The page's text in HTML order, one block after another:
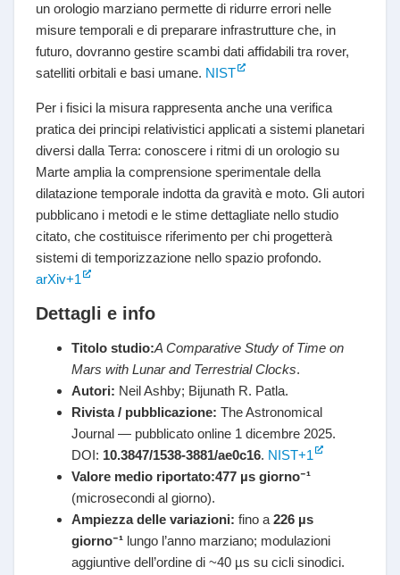
un orologio marziano permette di ridurre errori nelle
misure temporali e di preparare infrastrutture che, in
futuro, dovranno gestire scambi dati affidabili tra rover,
satelliti orbitali e basi umane. NIST
Per i fisici la misura rappresenta anche una verifica
pratica dei principi relativistici applicati a sistemi planetari
diversi dalla Terra: conoscere i ritmi di un orologio su
Marte amplia la comprensione sperimentale della
dilatazione temporale indotta da gravità e moto. Gli autori
pubblicano i metodi e le stime dettagliate nello studio
citato, che costituisce riferimento per chi progetterà
sistemi di temporizzazione nello spazio profondo.
arXiv+1
Dettagli e info
Titolo studio:A Comparative Study of Time on
Mars with Lunar and Terrestrial Clocks.
Autori: Neil Ashby; Bijunath R. Patla.
Rivista / pubblicazione: The Astronomical
Journal — pubblicato online 1 dicembre 2025.
DOI: 10.3847/1538-3881/ae0c16. NIST+1
Valore medio riportato:477 µs giorno⁻¹
(microsecondi al giorno).
Ampiezza delle variazioni: fino a 226 µs
giorno⁻¹ lungo l’anno marziano; modulazioni
aggiuntive dell’ordine di ~40 µs su cicli sinodici.